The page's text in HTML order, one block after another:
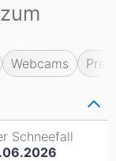
Webcams
Schneefall